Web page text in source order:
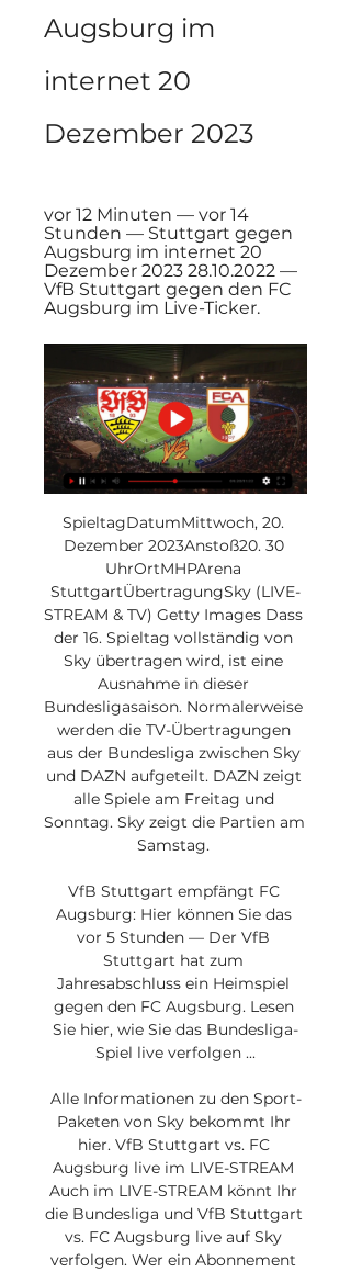
Augsburg im
internet 20
Dezember 2023
vor 12 Minuten — vor 14
Stunden — Stuttgart gegen
Augsburg im internet 20
Dezember 2023 28.10.2022 —
VfB Stuttgart gegen den FC
Augsburg im Live-Ticker.
SpieltagDatumMittwoch, 20.
Dezember 2023Anstoß20. 30
UhrOrtMHPArena
StuttgartÜbertragungSky (LIVE-
STREAM & TV) Getty Images Dass
der 16. Spieltag vollständig von
Sky übertragen wird, ist eine
Ausnahme in dieser
Bundesligasaison. Normalerweise
werden die TV-Übertragungen
aus der Bundesliga zwischen Sky
und DAZN aufgeteilt. DAZN zeigt
alle Spiele am Freitag und
Sonntag. Sky zeigt die Partien am
Samstag.
VfB Stuttgart empfängt FC
Augsburg: Hier können Sie das
vor 5 Stunden — Der VfB
Stuttgart hat zum
Jahresabschluss ein Heimspiel
gegen den FC Augsburg. Lesen
Sie hier, wie Sie das Bundesliga-
Spiel live verfolgen ...
Alle Informationen zu den Sport-
Paketen von Sky bekommt Ihr
hier. VfB Stuttgart vs. FC
Augsburg live im LIVE-STREAM
Auch im LIVE-STREAM könnt Ihr
die Bundesliga und VfB Stuttgart
vs. FC Augsburg live auf Sky
verfolgen. Wer ein Abonnement